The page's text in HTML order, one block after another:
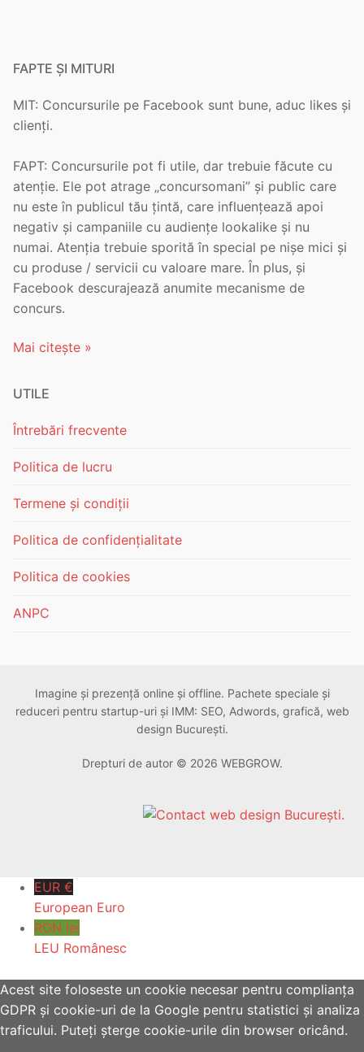
FAPTE ȘI MITURI
MIT: Concursurile pe Facebook sunt bune, aduc likes și
clienți.
FAPT: Concursurile pot fi utile, dar trebuie făcute cu
atenție. Ele pot atrage „concursomani” și public care
nu este în publicul tău țintă, care influențează apoi
negativ și campaniile cu audiențe lookalike și nu
numai. Atenția trebuie sporită în special pe nișe mici și
cu produse / servicii cu valoare mare. În plus, și
Facebook descurajează anumite mecanisme de
concurs.
Mai citește »
UTILE
Întrebări frecvente
Politica de lucru
Termene și condiții
Politica de confidențialitate
Politica de cookies
ANPC
Imagine și prezență online și offline. Pachete speciale și
reduceri pentru startup-uri și IMM: SEO, Adwords, grafică, web
design București.
Drepturi de autor © 2026 WEBGROW.
EUR €
European Euro
RON lei
LEU Românesc
Acest site foloseste un cookie necesar pentru complianța
GDPR și cookie-uri de la Google pentru statistici și analiza
traficului. Puteți șterge cookie-urile din browser oricând.